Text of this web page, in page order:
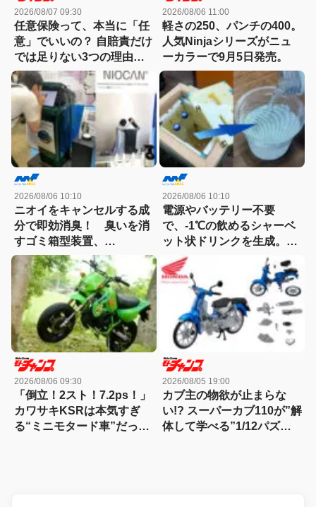
2026/08/07 09:30
任意保険って、本当に「任
意」でいいの？ 自賠責だけ
では足りない3つの理由
【自動車保険】
2026/08/06 11:00
軽さの250、パンチの400。
人気Ninjaシリーズがニュ
ーカラーで9月5日発売。
2026/08/06 10:10
ニオイをキャンセルする成
分で即効消臭！ 臭いを消
すゴミ箱型装置、
「NIOCAN（ニオキャ
ン）」を噴射！
2026/08/06 10:10
電源やバッテリー不要
で、-1℃の飲めるシャーベ
ット状ドリンクを生成。現
場作業やアウトドアに「ア
イススラリーメーカー」が
便利！
2026/08/06 09:30
「倒立！2スト！7.2ps！」
カワサキKSRは本気すぎ
る“ミニモタード車”だった
2026/08/05 19:00
カブ主の物欲が止まらな
い!? スーパーカブ110が”解
体して学べる”1/12パズル